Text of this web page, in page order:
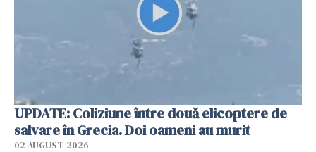
UPDATE: Coliziune între două elicoptere de
salvare în Grecia. Doi oameni au murit
02 AUGUST 2026